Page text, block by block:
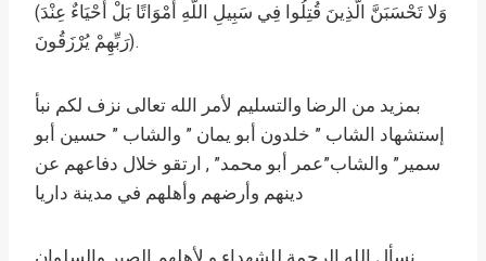
(وَلا تَحْسَبَنَّ الَّذِينَ قُتِلُوا فِي سَبِيلِ اللَّهِ أَمْوَاتًا بَلْ أَحْيَاءٌ عِنْدَ
رَبِّهِمْ يُرْزَقُونَ).
بمزيد من الرضا والتسليم لأمر الله تعالى نزف لكم نبأ
إستشهاد الشاب ” خلدون أبو يمان ” والشاب ” حسين أبو
سمير” والشاب”عمر أبو محمد” , ارتقو خلال دفاعهم عن
دينهم وأرضهم وأهلهم في مدينة داريا